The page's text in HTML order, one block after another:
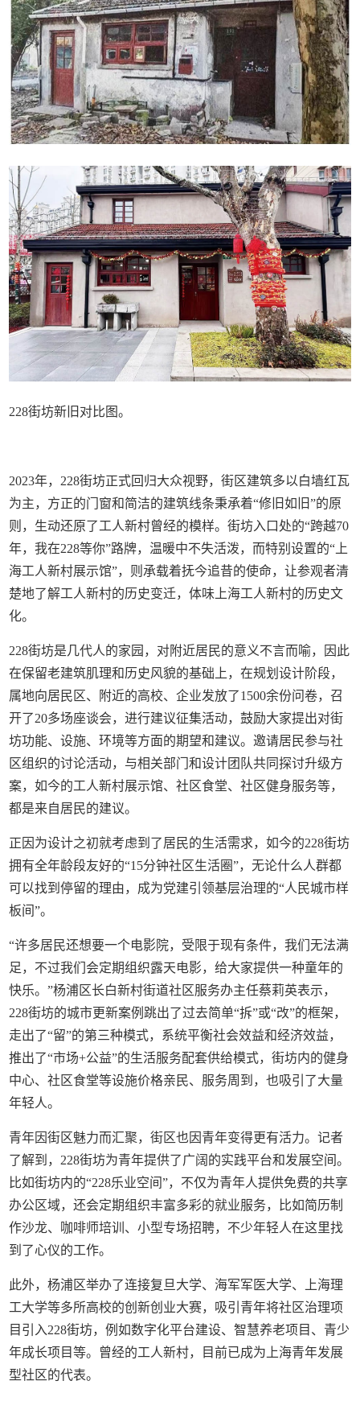
228街坊新旧对比图。
2023年，228街坊正式回归大众视野，街区建筑多以白墙红瓦
为主，方正的门窗和简洁的建筑线条秉承着“修旧如旧”的原
则，生动还原了工人新村曾经的模样。街坊入口处的“跨越70
年，我在228等你”路牌，温暖中不失活泼，而特别设置的“上
海工人新村展示馆”，则承载着抚今追昔的使命，让参观者清
楚地了解工人新村的历史变迁，体味上海工人新村的历史文
化。
228街坊是几代人的家园，对附近居民的意义不言而喻，因此
在保留老建筑肌理和历史风貌的基础上，在规划设计阶段，
属地向居民区、附近的高校、企业发放了1500余份问卷，召
开了20多场座谈会，进行建议征集活动，鼓励大家提出对街
坊功能、设施、环境等方面的期望和建议。邀请居民参与社
区组织的讨论活动，与相关部门和设计团队共同探讨升级方
案，如今的工人新村展示馆、社区食堂、社区健身服务等，
都是来自居民的建议。
正因为设计之初就考虑到了居民的生活需求，如今的228街坊
拥有全年龄段友好的“15分钟社区生活圈”，无论什么人群都
可以找到停留的理由，成为党建引领基层治理的“人民城市样
板间”。
“许多居民还想要一个电影院，受限于现有条件，我们无法满
足，不过我们会定期组织露天电影，给大家提供一种童年的
快乐。”杨浦区长白新村街道社区服务办主任蔡莉英表示，
228街坊的城市更新案例跳出了过去简单“拆”或“改”的框架，
走出了“留”的第三种模式，系统平衡社会效益和经济效益，
推出了“市场+公益”的生活服务配套供给模式，街坊内的健身
中心、社区食堂等设施价格亲民、服务周到，也吸引了大量
年轻人。
青年因街区魅力而汇聚，街区也因青年变得更有活力。记者
了解到，228街坊为青年提供了广阔的实践平台和发展空间。
比如街坊内的“228乐业空间”，不仅为青年人提供免费的共享
办公区域，还会定期组织丰富多彩的就业服务，比如简历制
作沙龙、咖啡师培训、小型专场招聘，不少年轻人在这里找
到了心仪的工作。
此外，杨浦区举办了连接复旦大学、海军军医大学、上海理
工大学等多所高校的创新创业大赛，吸引青年将社区治理项
目引入228街坊，例如数字化平台建设、智慧养老项目、青少
年成长项目等。曾经的工人新村，目前已成为上海青年发展
型社区的代表。